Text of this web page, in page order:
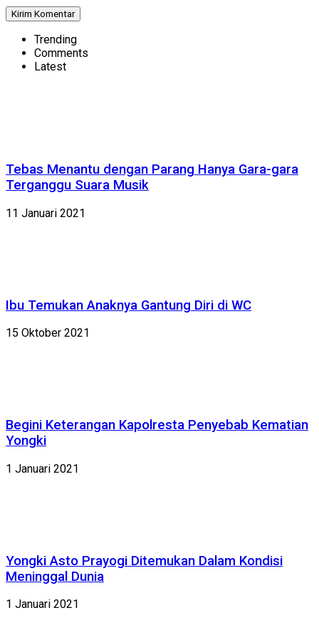
Trending
Comments
Latest
Tebas Menantu dengan Parang Hanya Gara-gara
Terganggu Suara Musik
11 Januari 2021
Ibu Temukan Anaknya Gantung Diri di WC
15 Oktober 2021
Begini Keterangan Kapolresta Penyebab Kematian
Yongki
1 Januari 2021
Yongki Asto Prayogi Ditemukan Dalam Kondisi
Meninggal Dunia
1 Januari 2021